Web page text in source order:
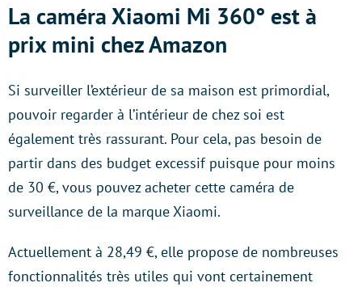
La caméra Xiaomi Mi 360° est à
prix mini chez Amazon
Si surveiller l’extérieur de sa maison est primordial,
pouvoir regarder à l’intérieur de chez soi est
également très rassurant. Pour cela, pas besoin de
partir dans des budget excessif puisque pour moins
de 30 €, vous pouvez acheter cette caméra de
surveillance de la marque Xiaomi.
Actuellement à 28,49 €, elle propose de nombreuses
fonctionnalités très utiles qui vont certainement